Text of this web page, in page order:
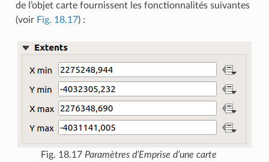
de l’objet carte fournissent les fonctionnalités suivantes
(voir Fig. 18.17) :
Fig. 18.17 Paramètres d’Emprise d’une carte